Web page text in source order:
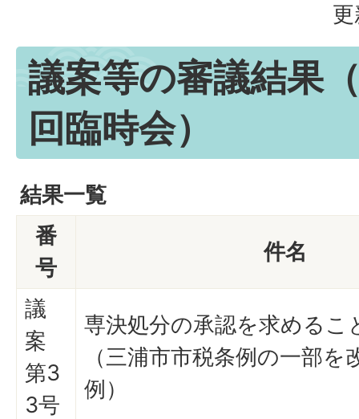
議案等の審議結果
回臨時会）
結果一覧
番
号
件名
議
案
第3
3号
専決処分の承認を求めるこ
（三浦市市税条例の一部を
例）